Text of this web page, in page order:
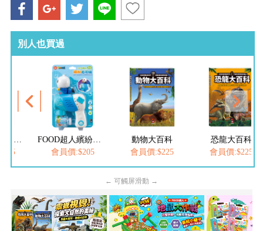
別人也買過
:$205
動物大百科
會員價:$225
恐龍大百科
會員價:$225
會員價:$252
← 可觸屏滑動 →